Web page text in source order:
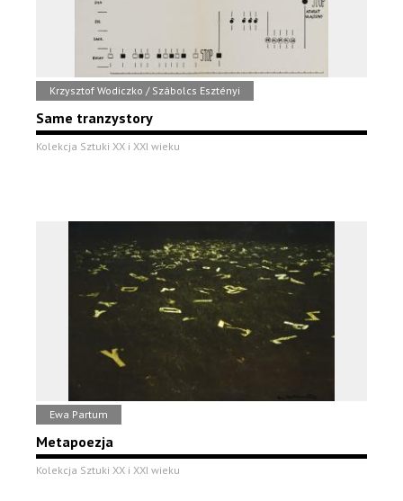
Krzysztof Wodiczko / Szábolcs Esztényi
Same tranzystory
Kolekcja Sztuki XX i XXI wieku
Ewa Partum
Metapoezja
Kolekcja Sztuki XX i XXI wieku